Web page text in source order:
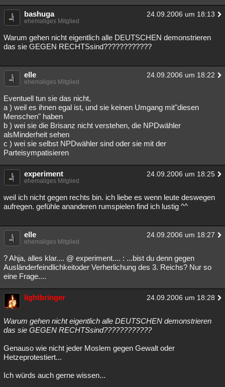
bashuga 24.09.2006 um 18:13
ehemaliges Mitglied
Warum gehen nicht eigentlich alle DEUTSCHEN demonstrieren
das sie GEGEN RECHTSsind????????????
elle 24.09.2006 um 18:22
ehemaliges Mitglied
Eventuell tun sie das nicht,
a ) weil es ihnen egal ist, und sie keinen Umgang mit"diesen
Menschen" haben
b ) wei sie die Brisanz nicht verstehen, die NPDwähler
alsMinderheit sehen
c ) wei sie selbst NPDwähler sind oder sie mit der
Parteisympatisieren
experiment 24.09.2006 um 18:25
ehemaliges Mitglied
weil ich nicht gegen rechts bin. ich liebe es wenn leute deswegen
aufregen. gefühle ananderen rumspielen find ich lustig ^^
elle 24.09.2006 um 18:27
ehemaliges Mitglied
? Ahja, alles klar.... @ experiment.... : ...bist du denn gegen
Ausländerfeindlichkeitoder Verherlichung des 3. Reichs? Nur so
eine Frage....
lightbringer 24.09.2006 um 18:28
Warum gehen nicht eigentlich alle DEUTSCHEN demonstrieren
das sie GEGEN RECHTSsind????????????
Genauso wie nicht jeder Moslem gegen Gewalt oder
Hetzeprotestiert...
Ich würds auch gerne wissen...